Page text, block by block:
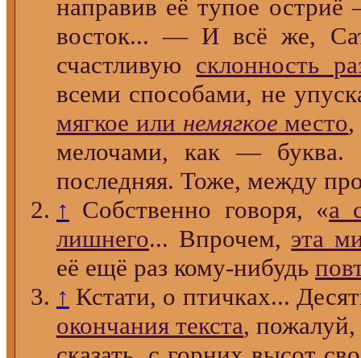
направив её тупое
восток... — И всё же,
счастливую склонность
всеми способами, не
мягкое или немягкое место,
мелочами, как —
последняя. Тоже, между
↑ Собственно говоря, «а
лишнего... Впрочем, эта
её ещё раз кому-нибудь
↑ Кстати, о птичках...
окончания текста, пожалуй,